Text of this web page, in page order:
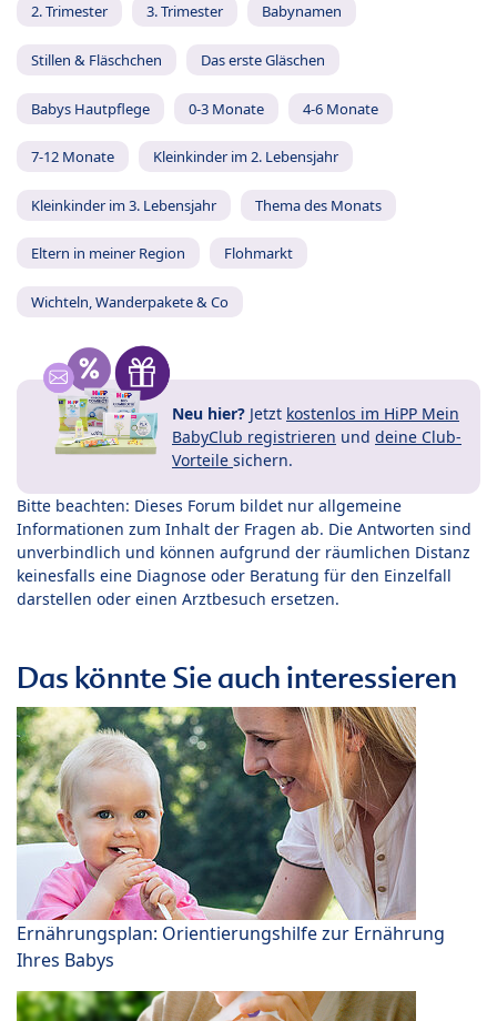
2. Trimester 3. Trimester Babynamen
Stillen & Fläschchen Das erste Gläschen
Babys Hautpflege 0-3 Monate 4-6 Monate
7-12 Monate Kleinkinder im 2. Lebensjahr
Kleinkinder im 3. Lebensjahr Thema des Monats
Eltern in meiner Region Flohmarkt
Wichteln, Wanderpakete & Co
Neu hier? Jetzt kostenlos im HiPP Mein
BabyClub registrieren und deine Club-
Vorteile sichern.
Bitte beachten: Dieses Forum bildet nur allgemeine
Informationen zum Inhalt der Fragen ab. Die Antworten sind
unverbindlich und können aufgrund der räumlichen Distanz
keinesfalls eine Diagnose oder Beratung für den Einzelfall
darstellen oder einen Arztbesuch ersetzen.
Das könnte Sie auch interessieren
Ernährungsplan: Orientierungshilfe zur Ernährung
Ihres Babys